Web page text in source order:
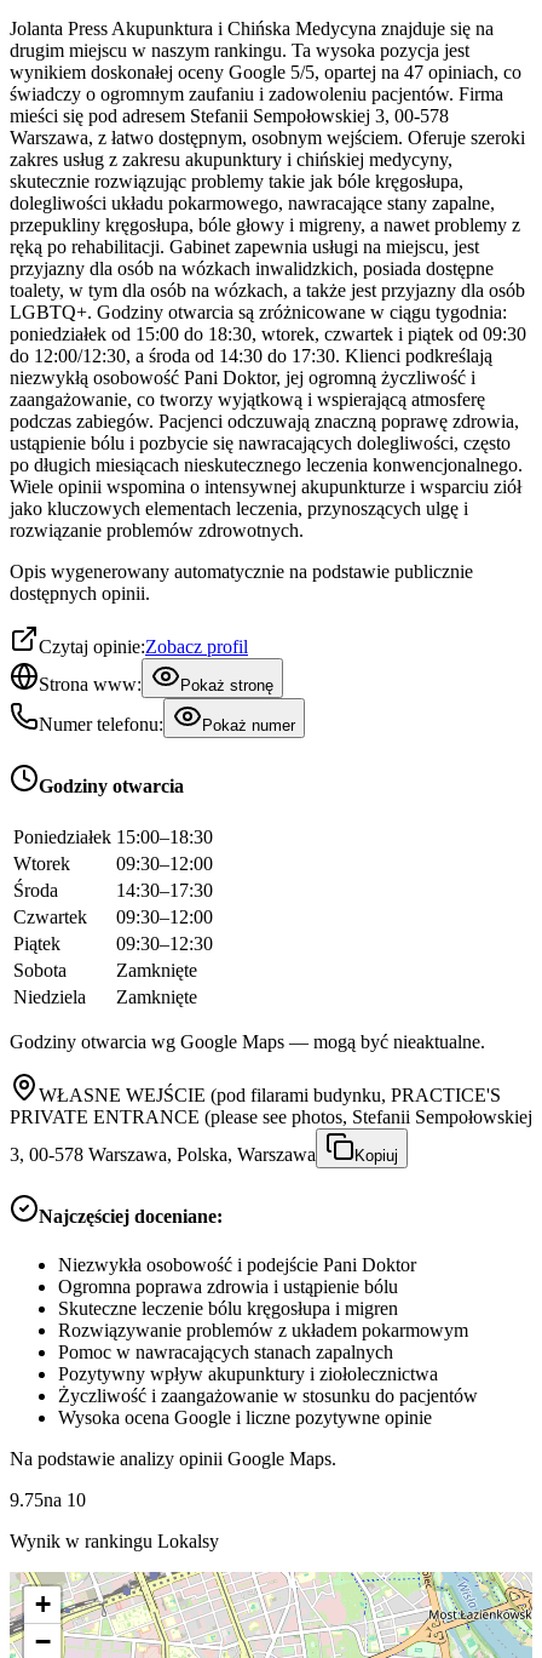
Jolanta Press Akupunktura i Chińska Medycyna znajduje się na
drugim miejscu w naszym rankingu. Ta wysoka pozycja jest
wynikiem doskonałej oceny Google 5/5, opartej na 47 opiniach, co
świadczy o ogromnym zaufaniu i zadowoleniu pacjentów. Firma
mieści się pod adresem Stefanii Sempołowskiej 3, 00-578
Warszawa, z łatwo dostępnym, osobnym wejściem. Oferuje szeroki
zakres usług z zakresu akupunktury i chińskiej medycyny,
skutecznie rozwiązując problemy takie jak bóle kręgosłupa,
dolegliwości układu pokarmowego, nawracające stany zapalne,
przepukliny kręgosłupa, bóle głowy i migreny, a nawet problemy z
ręką po rehabilitacji. Gabinet zapewnia usługi na miejscu, jest
przyjazny dla osób na wózkach inwalidzkich, posiada dostępne
toalety, w tym dla osób na wózkach, a także jest przyjazny dla osób
LGBTQ+. Godziny otwarcia są zróżnicowane w ciągu tygodnia:
poniedziałek od 15:00 do 18:30, wtorek, czwartek i piątek od 09:30
do 12:00/12:30, a środa od 14:30 do 17:30. Klienci podkreślają
niezwykłą osobowość Pani Doktor, jej ogromną życzliwość i
zaangażowanie, co tworzy wyjątkową i wspierającą atmosferę
podczas zabiegów. Pacjenci odczuwają znaczną poprawę zdrowia,
ustąpienie bólu i pozbycie się nawracających dolegliwości, często
po długich miesiącach nieskutecznego leczenia konwencjonalnego.
Wiele opinii wspomina o intensywnej akupunkturze i wsparciu ziół
jako kluczowych elementach leczenia, przynoszących ulgę i
rozwiązanie problemów zdrowotnych.
Opis wygenerowany automatycznie na podstawie publicznie
dostępnych opinii.
Czytaj opinie:Zobacz profil
Strona www:
Pokaż stronę
Numer telefonu: Pokaż numer
Godziny otwarcia
Poniedziałek 15:00–18:30
Wtorek
09:30–12:00
Środa
14:30–17:30
Czwartek
09:30–12:00
Piątek
09:30–12:30
Sobota
Zamknięte
Niedziela
Zamknięte
Godziny otwarcia wg Google Maps — mogą być nieaktualne.
WŁASNE WEJŚCIE (pod filarami budynku, PRACTICE'S
PRIVATE ENTRANCE (please see photos, Stefanii Sempołowskiej
3, 00-578 Warszawa, Polska, Warszawa
Kopiuj
Najczęściej doceniane:
Niezwykła osobowość i podejście Pani Doktor
Ogromna poprawa zdrowia i ustąpienie bólu
Skuteczne leczenie bólu kręgosłupa i migren
Rozwiązywanie problemów z układem pokarmowym
Pomoc w nawracających stanach zapalnych
Pozytywny wpływ akupunktury i ziołolecznictwa
Życzliwość i zaangażowanie w stosunku do pacjentów
Wysoka ocena Google i liczne pozytywne opinie
Na podstawie analizy opinii Google Maps.
9.75na 10
Wynik w rankingu Lokalsy
+
−